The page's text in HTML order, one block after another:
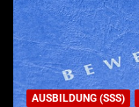
AUSBILDUNG (SSS)